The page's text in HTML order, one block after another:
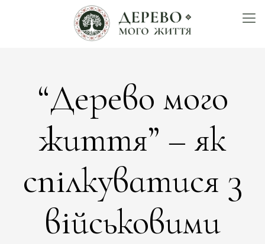
“Дерево мого
життя” – як
спілкуватися з
військовими